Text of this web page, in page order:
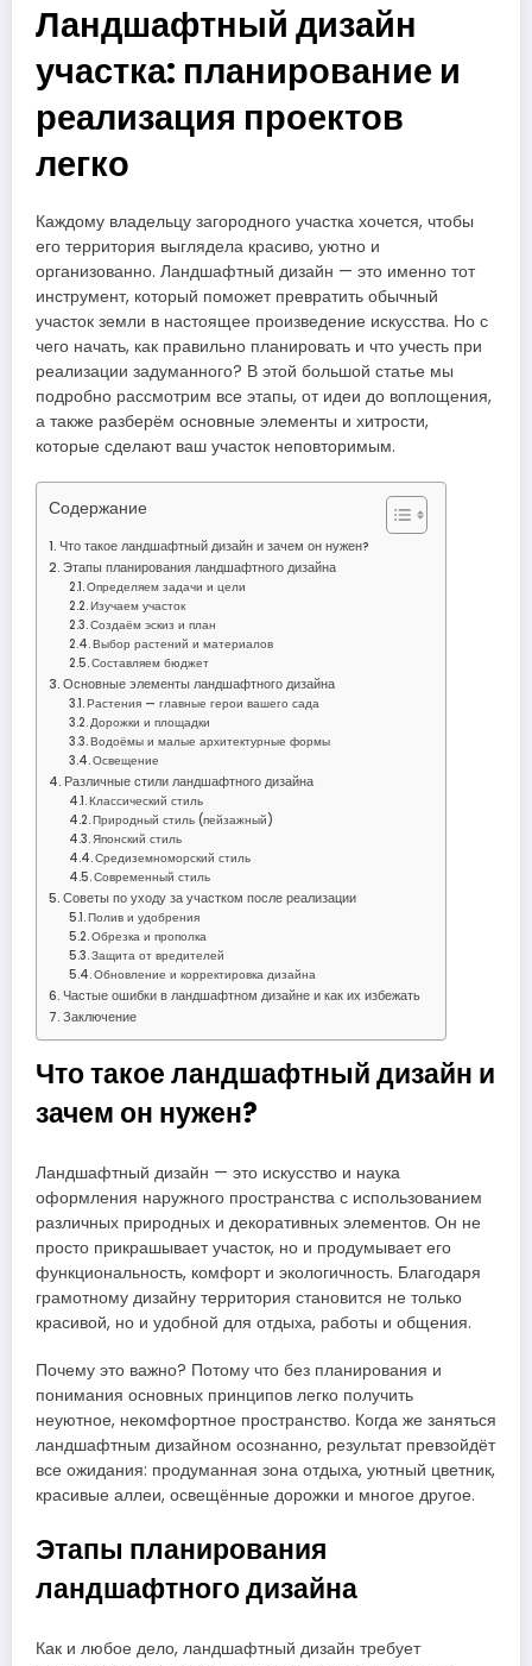
Ландшафтный дизайн
участка: планирование и
реализация проектов
легко
Каждому владельцу загородного участка хочется, чтобы
его территория выглядела красиво, уютно и
организованно. Ландшафтный дизайн — это именно тот
инструмент, который поможет превратить обычный
участок земли в настоящее произведение искусства. Но с
чего начать, как правильно планировать и что учесть при
реализации задуманного? В этой большой статье мы
подробно рассмотрим все этапы, от идеи до воплощения,
а также разберём основные элементы и хитрости,
которые сделают ваш участок неповторимым.
Содержание
Что такое ландшафтный дизайн и зачем он нужен?
Этапы планирования ландшафтного дизайна
Определяем задачи и цели
Изучаем участок
Создаём эскиз и план
Выбор растений и материалов
Составляем бюджет
Основные элементы ландшафтного дизайна
Растения — главные герои вашего сада
Дорожки и площадки
Водоёмы и малые архитектурные формы
Освещение
Различные стили ландшафтного дизайна
Классический стиль
Природный стиль (пейзажный)
Японский стиль
Средиземноморский стиль
Современный стиль
Советы по уходу за участком после реализации
Полив и удобрения
Обрезка и прополка
Защита от вредителей
Обновление и корректировка дизайна
Частые ошибки в ландшафтном дизайне и как их избежать
Заключение
Что такое ландшафтный дизайн и
зачем он нужен?
Ландшафтный дизайн — это искусство и наука
оформления наружного пространства с использованием
различных природных и декоративных элементов. Он не
просто прикрашывает участок, но и продумывает его
функциональность, комфорт и экологичность. Благодаря
грамотному дизайну территория становится не только
красивой, но и удобной для отдыха, работы и общения.
Почему это важно? Потому что без планирования и
понимания основных принципов легко получить
неуютное, некомфортное пространство. Когда же заняться
ландшафтным дизайном осознанно, результат превзойдёт
все ожидания: продуманная зона отдыха, уютный цветник,
красивые аллеи, освещённые дорожки и многое другое.
Этапы планирования
ландшафтного дизайна
Как и любое дело, ландшафтный дизайн требует